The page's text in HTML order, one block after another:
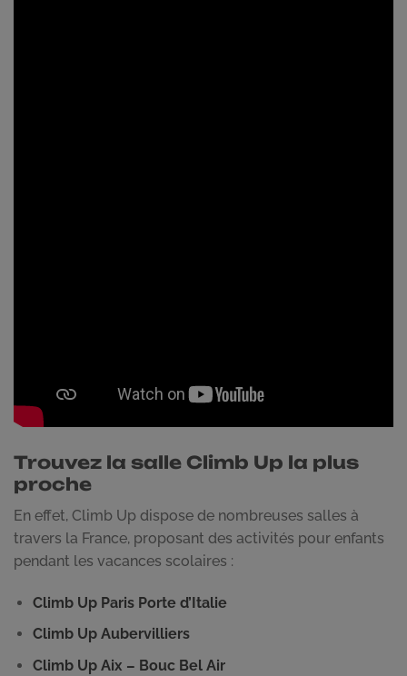
Trouvez la salle Climb Up la plus
proche
En effet, Climb Up dispose de nombreuses salles à
travers la France, proposant des activités pour enfants
pendant les vacances scolaires :
Climb Up Paris Porte d’Italie
Climb Up Aubervilliers
Climb Up Aix – Bouc Bel Air